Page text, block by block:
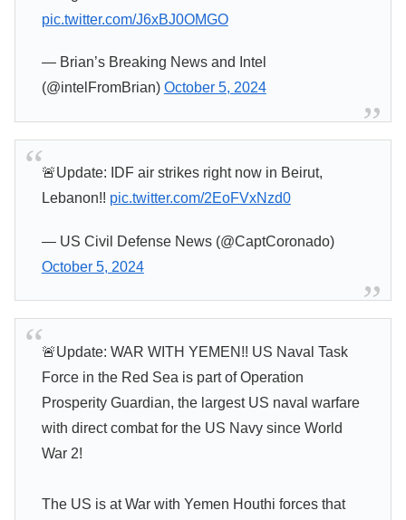
pic.twitter.com/J6xBJ0OMGO
— Brian’s Breaking News and Intel
(@intelFromBrian) October 5, 2024
🚨Update: IDF air strikes right now in Beirut,
Lebanon!! pic.twitter.com/2EoFVxNzd0
— US Civil Defense News (@CaptCoronado)
October 5, 2024
🚨Update: WAR WITH YEMEN!! US Naval Task
Force in the Red Sea is part of Operation
Prosperity Guardian, the largest US naval warfare
with direct combat for the US Navy since World
War 2!
The US is at War with Yemen Houthi forces that